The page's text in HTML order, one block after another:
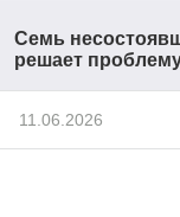
Семь
решает
11.06.2026